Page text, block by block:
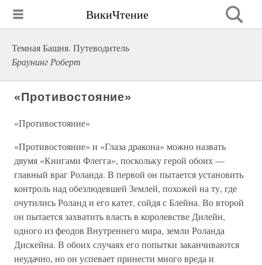
ВикиЧтение
Темная Башня. Путеводитель
Браунинг Роберт
«Противостояние»
«Противостояние»
«Противостояние» и «Глаза дракона» можно назвать
двумя «Книгами Флегга», поскольку герой обоих —
главный враг Роланда. В первой он пытается установить
контроль над обезлюдевшей Землей, похожей на ту, где
очутились Роланд и его катет, сойдя с Блейна. Во второй
он пытается захватить власть в королевстве Дилейн,
одного из феодов Внутреннего мира, земли Роланда
Дискейна. В обоих случаях его попытки заканчиваются
неудачно, но он успевает принести много вреда и